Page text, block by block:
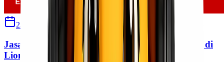
23 Oktober 2025 Cherryn
Jasa Cargo Murah Jayapura Makassar Terbaik di
Lionel Express